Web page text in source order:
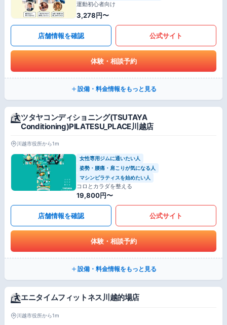
運動初心者向け
3,278円〜
店舗情報を確認 公式サイト
体験・相談予約
設備・料金情報をもっと見る
ツタヤコンディショニング(TSUTAYA
Conditioning)PILATESU_PLACE川越店
川越市役所から1m
女性専用ジムに通いたい人
姿勢・腰痛・肩こりが気になる人
マシンピラティスを始めたい人
コロとカラダを整える
19,800円〜
店舗情報を確認 公式サイト
体験・相談予約
設備・料金情報をもっと見る
エニタイムフィットネス川越的場店
川越市役所から1m